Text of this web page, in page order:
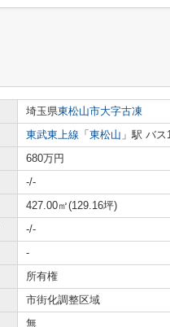
埼玉県東松山市大字古凍
東武東上線 「 東松山 」駅 バ
680万円
-/-
427.00㎡(129.16坪)
-/-
-
所有権
市街化調整区域
無